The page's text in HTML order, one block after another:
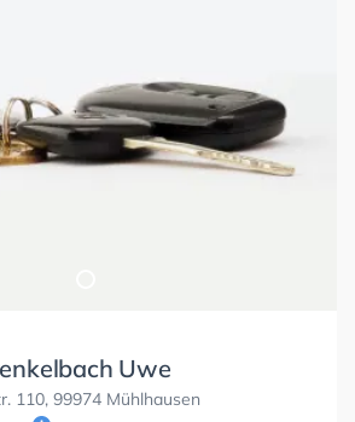
Uwe
110, 99974 Mühlhausen